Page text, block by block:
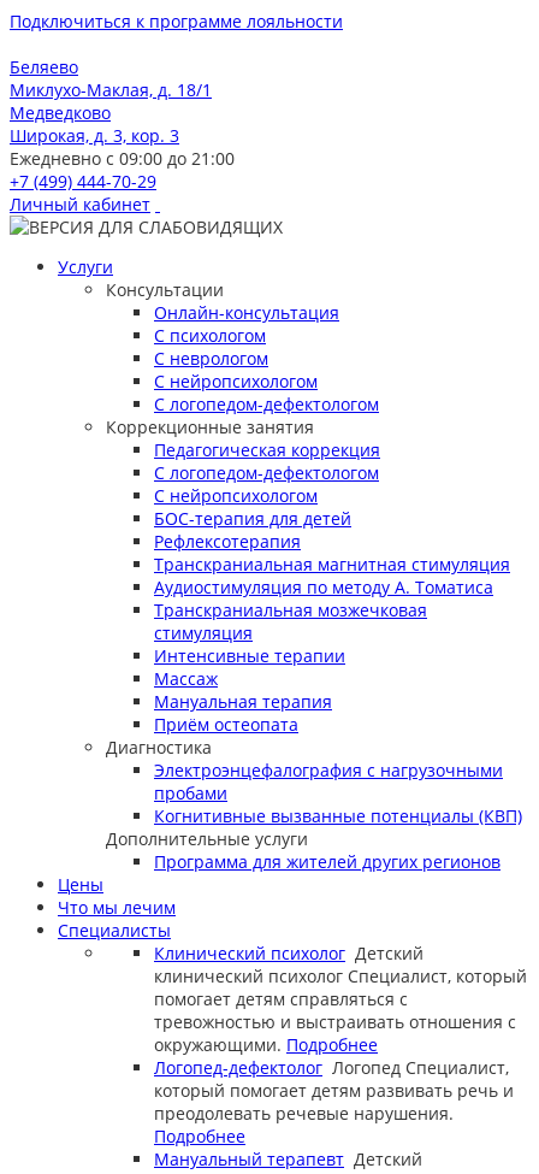
Подключиться к программе лояльности
Беляево
Миклухо-Маклая, д. 18/1
Медведково
Широкая, д. 3, кор. 3
Ежедневно с 09:00 до 21:00
+7 (499) 444-70-29
Личный кабинет
Услуги
Консультации
Онлайн-консультация
С психологом
С неврологом
С нейропсихологом
С логопедом-дефектологом
Коррекционные занятия
Педагогическая коррекция
С логопедом-дефектологом
С нейропсихологом
БОС-терапия для детей
Рефлексотерапия
Транскраниальная магнитная стимуляция
Аудиостимуляция по методу А. Томатиса
Транскраниальная мозжечковая
стимуляция
Интенсивные терапии
Массаж
Мануальная терапия
Приём остеопата
Диагностика
Электроэнцефалография с нагрузочными
пробами
Когнитивные вызванные потенциалы (КВП)
Дополнительные услуги
Программа для жителей других регионов
Цены
Что мы лечим
Специалисты
Клинический психолог Детский
клинический психолог Специалист, который
помогает детям справляться с
тревожностью и выстраивать отношения с
окружающими. Подробнее
Логопед-дефектолог Логопед Специалист,
который помогает детям развивать речь и
преодолевать речевые нарушения.
Подробнее
Мануальный терапевт Детский